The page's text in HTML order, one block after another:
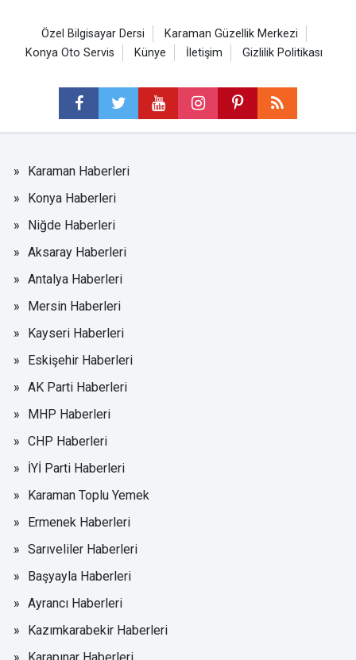
Özel Bilgisayar Dersi
Karaman Güzellik Merkezi
Konya Oto Servis
Künye İletişim Gizlilik Politikası
Karaman Haberleri
Konya Haberleri
Niğde Haberleri
Aksaray Haberleri
Antalya Haberleri
Mersin Haberleri
Kayseri Haberleri
Eskişehir Haberleri
AK Parti Haberleri
MHP Haberleri
CHP Haberleri
İYİ Parti Haberleri
Karaman Toplu Yemek
Ermenek Haberleri
Sarıveliler Haberleri
Başyayla Haberleri
Ayrancı Haberleri
Kazımkarabekir Haberleri